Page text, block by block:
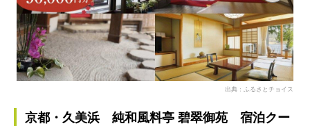
出典：ふるさとチョイス
京都・久美浜 純和風料亭 碧翠御苑 宿泊クー